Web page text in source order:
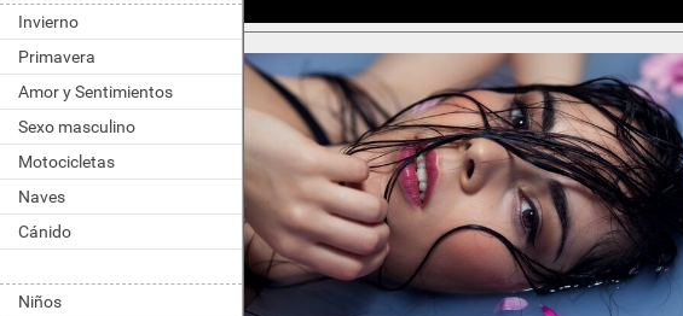
Invierno
Primavera
Amor y Sentimientos
Sexo masculino
Motocicletas
Naves
Cánido
Niños